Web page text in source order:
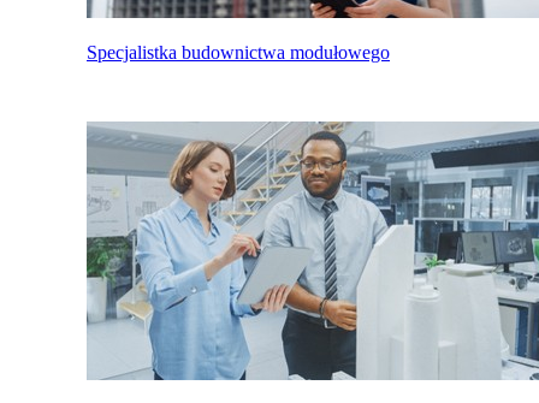
Specjalistka budownictwa modułowego